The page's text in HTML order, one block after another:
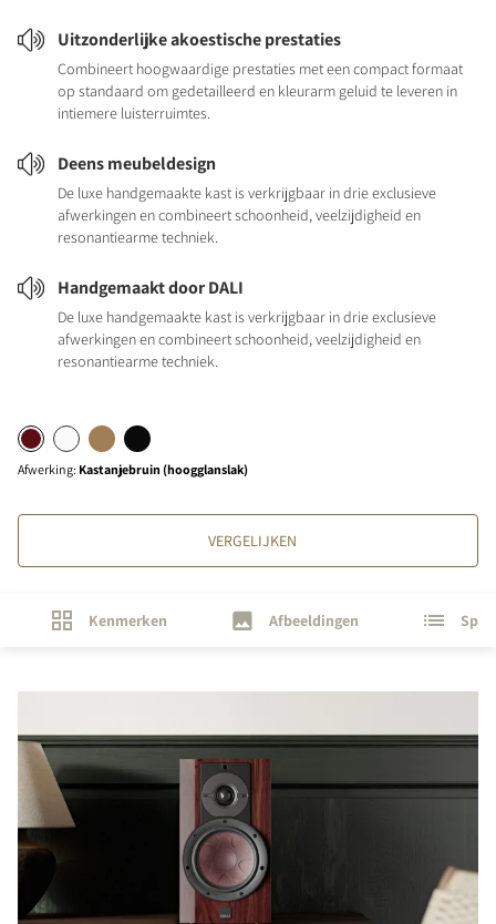
Uitzonderlijke akoestische prestaties
Combineert hoogwaardige prestaties met een compact formaat
op standaard om gedetailleerd en kleurarm geluid te leveren in
intiemere luisterruimtes.
Deens meubeldesign
De luxe handgemaakte kast is verkrijgbaar in drie exclusieve
afwerkingen en combineert schoonheid, veelzijdigheid en
resonantiearme techniek.
Handgemaakt door DALI
De luxe handgemaakte kast is verkrijgbaar in drie exclusieve
afwerkingen en combineert schoonheid, veelzijdigheid en
resonantiearme techniek.
Afwerking: Kastanjebruin (hoogglanslak)
VERGELIJKEN
Kenmerken Afbeeldingen